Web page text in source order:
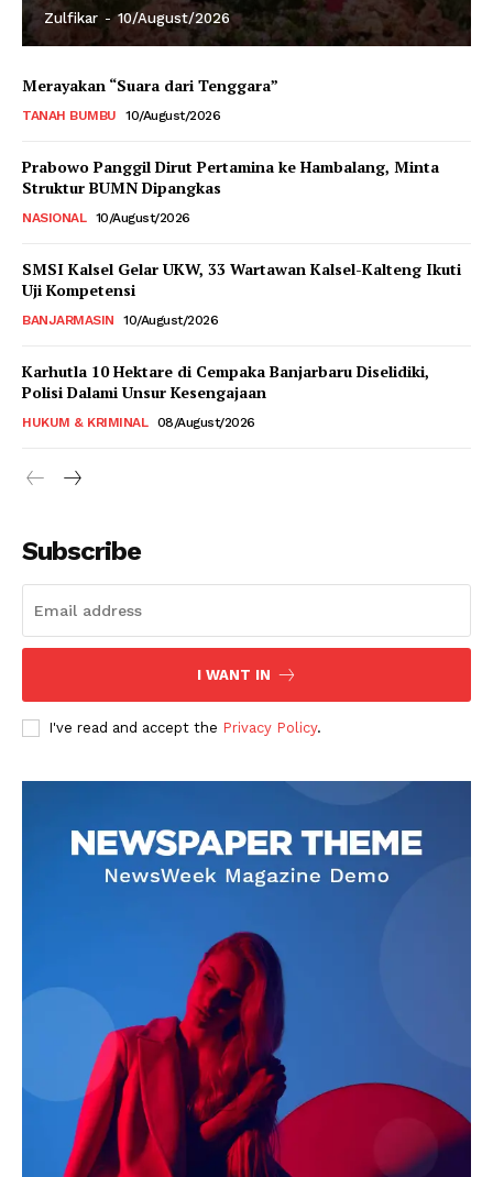
Zulfikar - 10/August/2026
Merayakan “Suara dari Tenggara”
TANAH BUMBU 10/August/2026
Prabowo Panggil Dirut Pertamina ke Hambalang, Minta
Struktur BUMN Dipangkas
NASIONAL 10/August/2026
SMSI Kalsel Gelar UKW, 33 Wartawan Kalsel-Kalteng Ikuti
Uji Kompetensi
BANJARMASIN 10/August/2026
Karhutla 10 Hektare di Cempaka Banjarbaru Diselidiki,
Polisi Dalami Unsur Kesengajaan
HUKUM & KRIMINAL 08/August/2026
Subscribe
I WANT IN
I've read and accept the Privacy Policy.